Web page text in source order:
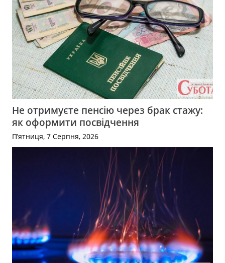
Не отримуєте пенсію через брак стажу:
як оформити посвідчення
П’ятниця, 7 Серпня, 2026